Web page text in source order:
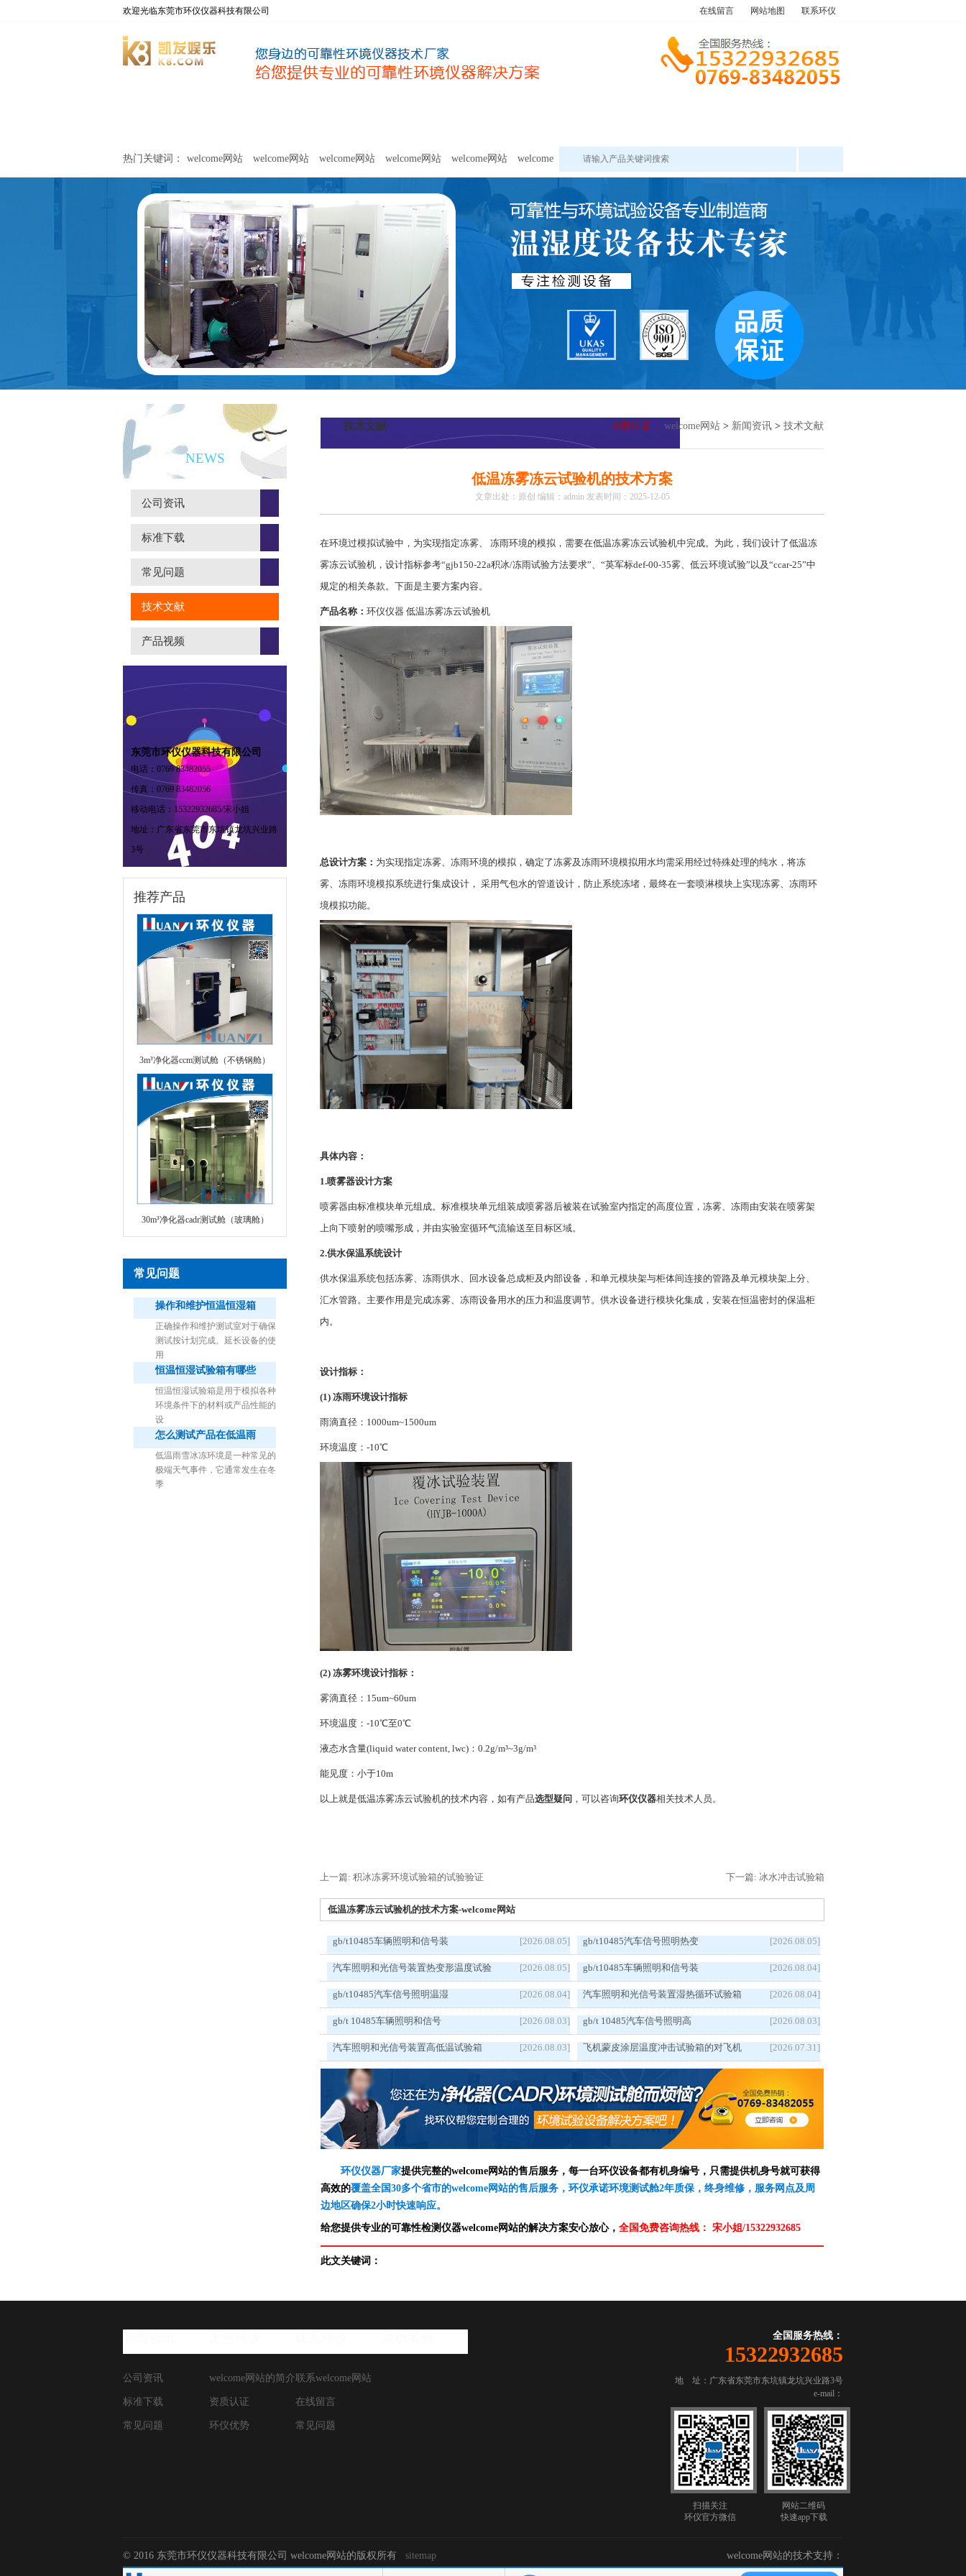
欢迎光临东莞市环仪仪器科技有限公司 在线留言 网站地图 联系环仪
关于环仪 联系环仪
热门关键词： welcome网站 welcome网站 welcome网站 welcome网站 welcome网站 welcome
网站 welcome网站
新闻资讯
NEWS
公司资讯
标准下载
常见问题
技术文献
产品视频
东莞市环仪仪器科技有限公司
电话：0769 83482055
传真：0769 83482056
移动电话：15322932685/宋小姐
地址：广东省东莞市东坑镇龙坑兴业路
3号
推荐产品
3m³净化器ccm测试舱（不锈钢舱）
30m³净化器cadr测试舱（玻璃舱）
常见问题
操作和维护恒温恒湿箱
正确操作和维护测试室对于确保
测试按计划完成、延长设备的使
用
恒温恒湿试验箱有哪些
恒温恒湿试验箱是用于模拟各种
环境条件下的材料或产品性能的
设
怎么测试产品在低温雨
低温雨雪冰冻环境是一种常见的
极端天气事件，它通常发生在冬
季
当前位置： welcome网站 > 新闻资讯 > 技术文献
技术文献
低温冻雾冻云试验机的技术方案
文章出处：原创 编辑：admin 发表时间：2025-12-05
在环境过模拟试验中，为实现指定冻雾、 冻雨环境的模拟，需要在低温冻雾冻云试验机中完成。为此，我们设计了低温冻
雾冻云试验机，设计指标参考“gjb150-22a积冰/冻雨试验方法要求”、“英军标def-00-35雾、低云环境试验”以及“ccar-25”中
规定的相关条款。下面是主要方案内容。
产品名称：环仪仪器 低温冻雾冻云试验机
总设计方案： 为实现指定冻雾、冻雨环境的模拟，确定了冻雾及冻雨环境模拟用水均需采用经过特殊处理的纯水，将冻
雾、冻雨环境模拟系统进行集成设计， 采用气包水的管道设计，防止系统冻堵，最终在一套喷淋模块上实现冻雾、冻雨环
境模拟功能。
具体内容：
1.喷雾器设计方案
喷雾器由标准模块单元组成。标准模块单元组装成喷雾器后被装在试验室内指定的高度位置，冻雾、冻雨由安装在喷雾架
上向下喷射的喷嘴形成，并由实验室循环气流输送至目标区域。
2.供水保温系统设计
供水保温系统包括冻雾、冻雨供水、回水设备总成柜及内部设备，和单元模块架与柜体间连接的管路及单元模块架上分、
汇水管路。主要作用是完成冻雾、冻雨设备用水的压力和温度调节。供水设备进行模块化集成，安装在恒温密封的保温柜
内。
设计指标：
(1) 冻雨环境设计指标
雨滴直径：1000um~1500um
环境温度：-10℃
(2) 冻雾环境设计指标：
雾滴直径：15um~60um
环境温度：-10℃至0℃
液态水含量(liquid water content, lwc)：0.2g/m³~3g/m³
能见度：小于10m
以上就是低温冻雾冻云试验机的技术内容，如有产品选型疑问 ，可以咨询环仪仪器相关技术人员。
上一篇: 积冰冻雾环境试验箱的试验验证 下一篇: 冰水冲击试验箱
低温冻雾冻云试验机的技术方案-welcome网站
[2026.08.05]
gb/t10485车辆照明和信号装 [2026.08.05]
gb/t10485汽车信号照明热变
[2026.08.05]
汽车照明和光信号装置热变形温度试验 [2026.08.04]
gb/t10485车辆照明和信号装
[2026.08.04]
gb/t10485汽车信号照明温湿 [2026.08.04]
汽车照明和光信号装置湿热循环试验箱
[2026.08.03]
gb/t 10485车辆照明和信号 [2026.08.03]
gb/t 10485汽车信号照明高
[2026.08.03]
汽车照明和光信号装置高低温试验箱 [2026.07.31]
飞机蒙皮涂层温度冲击试验箱的对飞机
环仪仪器厂家提供完整的welcome网站的售后服务，每一台环仪设备都有机身编号，只需提供机身号就可获得
高效的覆盖全国30多个省市的welcome网站的售后服务，环仪承诺环境测试舱2年质保，终身维修，服务网点及周
边地区确保2小时快速响应。
给您提供专业的可靠性检测仪器welcome网站的解决方案安心放心， 全国免费咨询热线： 宋小姐/15322932685
此文关键词：
公司资讯
标准下载
常见问题
welcome网站的简介
资质认证
环仪优势
联系welcome网站
在线留言
常见问题
全国服务热线：
15322932685
地 址：广东省东莞市东坑镇龙坑兴业路3号
e-mail：
扫描关注
环仪官方微信
网站二维码
快速app下载
© 2016 东莞市环仪仪器科技有限公司 welcome网站的版权所有 sitemap welcome网站的技术支持：